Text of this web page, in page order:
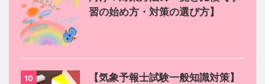
習の始め方・対策の選び方】
10
【気象予報士試験一般知識対策】